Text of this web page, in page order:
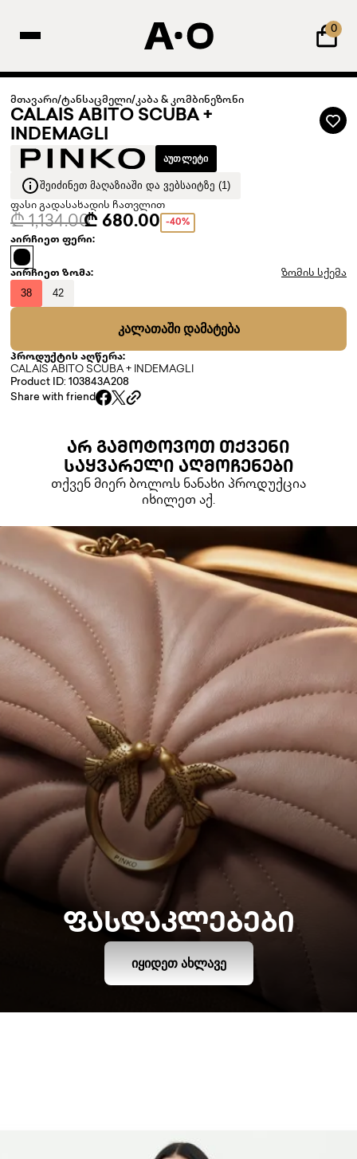
0
მთავარი/ტანსაცმელი/კაბა & კომბინეზონი
CALAIS ABITO SCUBA +
INDEMAGLI
ᲐᲣᲗᲚᲔᲢᲘ
ᲨᲔᲘᲫᲘᲜᲔᲗ ᲛᲐᲦᲐᲖᲘᲐᲨᲘ ᲓᲐ ᲕᲔᲑᲡᲐᲘᲢᲖᲔ (1)
ფასი გადასახადის ჩათვლით
₾ 1,134.00₾ 680.00 -40%
აირჩიეთ ფერი:
აირჩიეთ ზომა: ზომის სქემა
38 42
ᲙᲐᲚᲐᲗᲐᲨᲘ ᲓᲐᲛᲐᲢᲔᲑᲐ
პროდუქტის აღწერა:
CALAIS ABITO SCUBA + INDEMAGLI
Product ID: 103843A208
Share with friend
ᲐᲠ ᲒᲐᲛᲝᲢᲝᲕᲝᲗ ᲗᲥᲕᲔᲜᲘ
ᲡᲐᲧᲕᲐᲠᲔᲚᲘ ᲐᲦᲛᲝᲩᲔᲜᲔᲑᲘ
თქვენ მიერ ბოლოს ნანახი პროდუქცია
იხილეთ აქ.
ᲤᲐᲡᲓᲐᲙᲚᲔᲑᲔᲑᲘ
ᲘᲧᲘᲓᲔᲗ ᲐᲮᲚᲐᲕᲔ